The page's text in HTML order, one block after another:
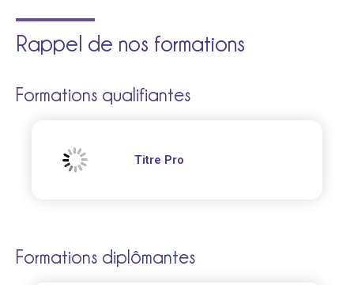
Rappel de nos formations
Formations qualifiantes
Titre Pro
Formations diplômantes